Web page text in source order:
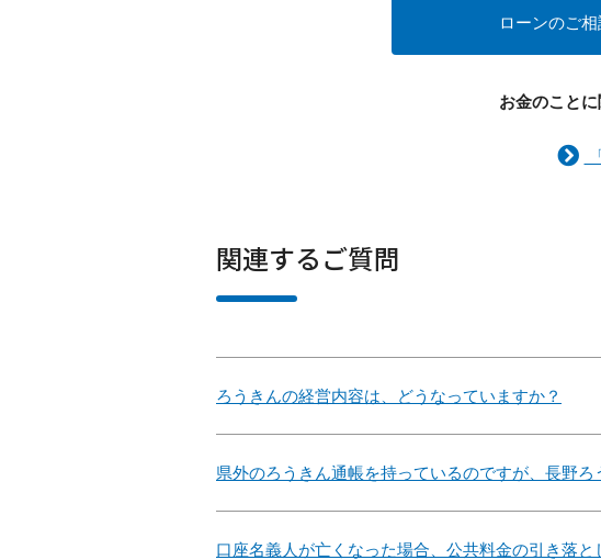
ローンのご相
お金のこと
関連するご質問
ろうきんの経営内容は、どうなっていますか？
県外のろうきん通帳を持っているのですが、長野ろ
口座名義人が亡くなった場合、公共料金の引き落と